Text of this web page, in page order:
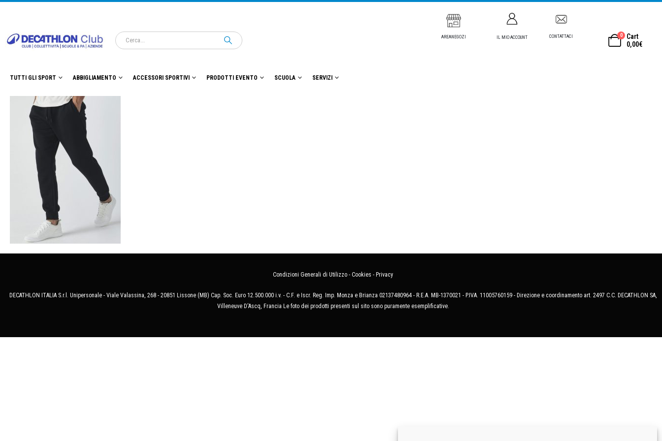
AREANEGOZI IL MIO ACCOUNT CONTATTACI 0
Cart
0,00€
TUTTI GLI SPORT ABBIGLIAMENTO ACCESSORI SPORTIVI PRODOTTI EVENTO SCUOLA SERVIZI
Condizioni Generali di Utilizzo - Cookies - Privacy
DECATHLON ITALIA S.r.l. Unipersonale - Viale Valassina, 268 - 20851 Lissone (MB) Cap. Soc. Euro 12.500.000 i.v. - C.F. e Iscr. Reg. Imp. Monza e Brianza 02137480964 - R.E.A. MB-1370021 - P.IVA. 11005760159 - Direzione e coordinamento art. 2497 C.C. DECATHLON SA,
Villeneuve D'Ascq, Francia Le foto dei prodotti presenti sul sito sono puramente esemplificative.